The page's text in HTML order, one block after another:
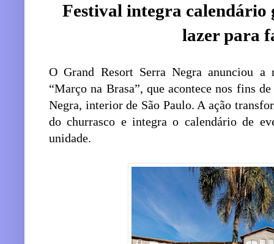
Festival integra calendário
lazer para
O Grand Resort Serra Negra anunciou a
“Março na Brasa”, que acontece nos fins
Negra, interior de São Paulo. A ação
do churrasco e integra o calendário de
unidade.